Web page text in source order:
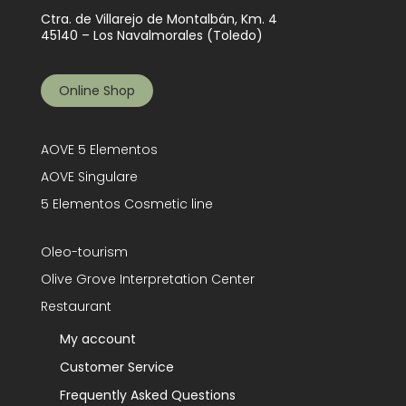
Ctra. de Villarejo de Montalbán, Km. 4
45140 – Los Navalmorales (Toledo)
Online Shop
AOVE 5 Elementos
AOVE Singulare
5 Elementos Cosmetic line
Oleo-tourism
Olive Grove Interpretation Center
Restaurant
My account
Customer Service
Frequently Asked Questions